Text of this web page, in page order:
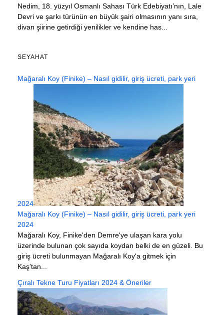
Nedim, 18. yüzyıl Osmanlı Sahası Türk Edebiyatı’nın, Lale
Devri ve şarkı türünün en büyük şairi olmasının yanı sıra,
divan şiirine getirdiği yenilikler ve kendine has...
SEYAHAT
Mağaralı Koy (Finike) – Nasıl gidilir, giriş ücreti, park yeri
2024
Mağaralı Koy (Finike) – Nasıl gidilir, giriş ücreti, park yeri
2024
Mağaralı Koy, Finike'den Demre'ye ulaşan kara yolu
üzerinde bulunan çok sayıda koydan belki de en güzeli. Bu
giriş ücreti bulunmayan Mağaralı Koy'a gitmek için
Kaş'tan...
Çıralı Tekne Turu Fiyatları 2024 & Öneriler